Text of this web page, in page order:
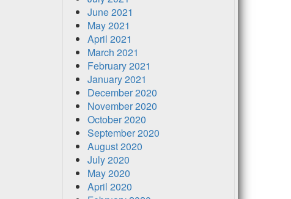
June 2021
May 2021
April 2021
March 2021
February 2021
January 2021
December 2020
November 2020
October 2020
September 2020
August 2020
July 2020
May 2020
April 2020